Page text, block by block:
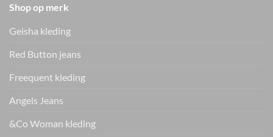
Shop op merk
Geisha kleding
Red Button jeans
Freequent kleding
Angels Jeans
&Co Woman kleding